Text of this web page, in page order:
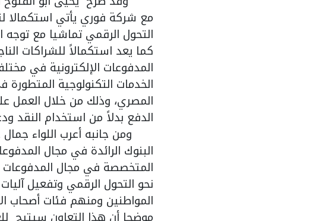
مع شركة فوري يأتي استكمالا
التحول الرقمي تماشيا مع
كما يعد استكمالاً للشراكات
المدفوعات الإلكترونية في
الخدمات التكنولوجية
المصري، وذلك من خلال العمل
الدفع بدلاً من استخدام النقد
ومن جانبه أعرب اللواء جمال
البنوك الرائدة في مجال
المتخصصة في مجال المدفوعات
نحو التحول الرقمي وتفعيل
المواطنين ومنهم فئات أصحاب